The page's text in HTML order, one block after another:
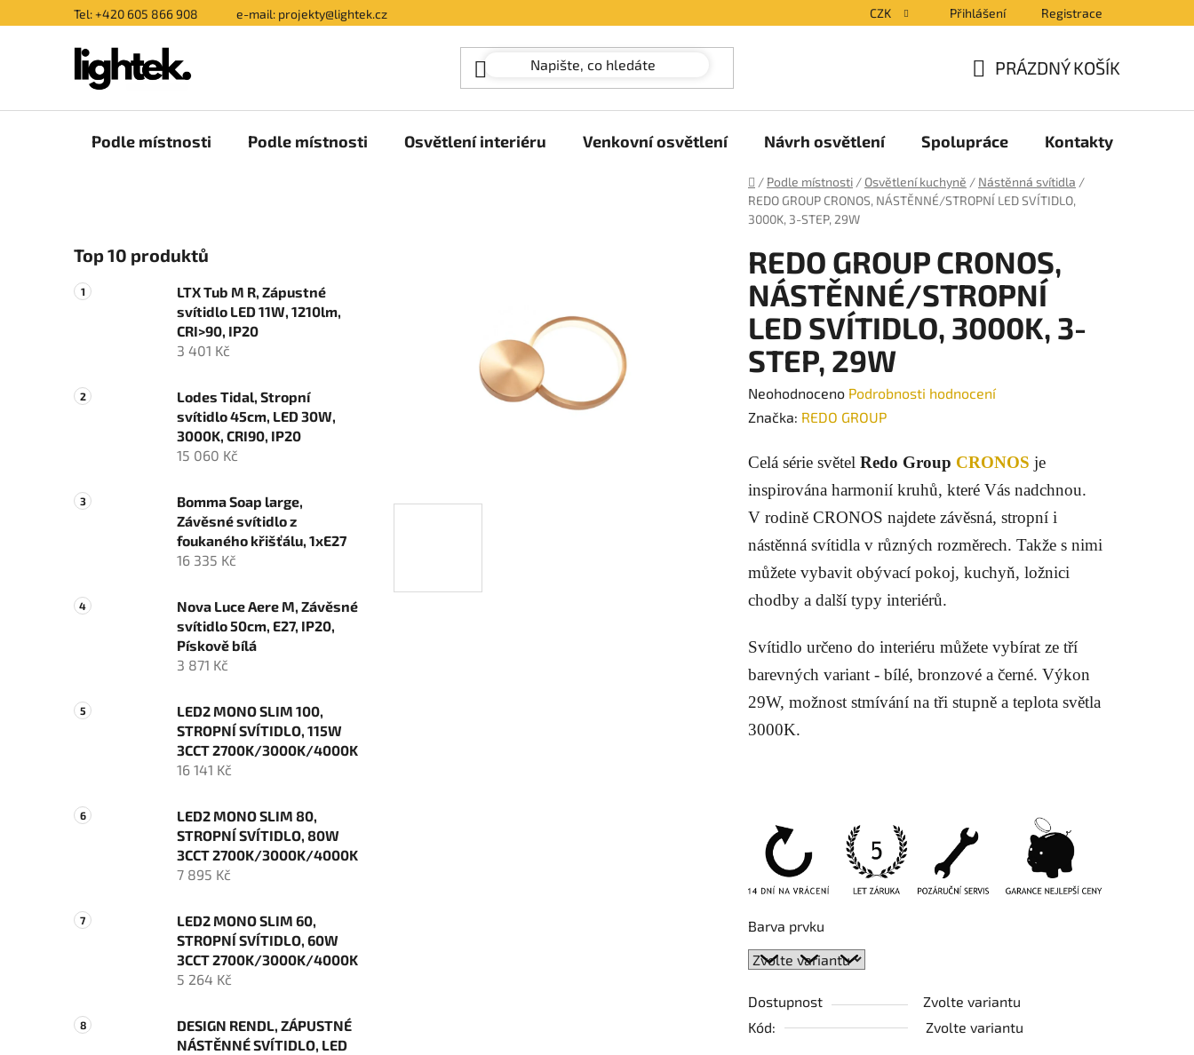
na
Tel: +420 605 866 908 e-mail: projekty@lightek.cz CZK Přihlášení Registrace
KOŠÍK
PRÁZDNÝ KOŠÍK
Podle místnosti Podle místnosti Osvětlení interiéru Venkovní osvětlení Návrh osvětlení Spolupráce Kontakty
Domů
/ Podle místnosti / Osvětlení kuchyně / Nástěnná svítidla /
REDO GROUP CRONOS, NÁSTĚNNÉ/STROPNÍ LED SVÍTIDLO,
3000K, 3-STEP, 29W
o
s
t
n
n
e
Top 10 produktů
LTX Tub M R, Zápustné
svítidlo LED 11W, 1210lm,
CRI>90, IP20
3 401 Kč
Lodes Tidal, Stropní
svítidlo 45cm, LED 30W,
3000K, CRI90, IP20
15 060 Kč
Bomma Soap large,
Závěsné svítidlo z
foukaného křišťálu, 1xE27
16 335 Kč
Nova Luce Aere M, Závěsné
svítidlo 50cm, E27, IP20,
Pískově bílá
3 871 Kč
LED2 MONO SLIM 100,
STROPNÍ SVÍTIDLO, 115W
3CCT 2700K/3000K/4000K
16 141 Kč
LED2 MONO SLIM 80,
STROPNÍ SVÍTIDLO, 80W
3CCT 2700K/3000K/4000K
7 895 Kč
LED2 MONO SLIM 60,
STROPNÍ SVÍTIDLO, 60W
3CCT 2700K/3000K/4000K
5 264 Kč
DESIGN RENDL, ZÁPUSTNÉ
NÁSTĚNNÉ SVÍTIDLO, LED
REDO GROUP CRONOS,
NÁSTĚNNÉ/STROPNÍ
LED SVÍTIDLO, 3000K, 3-
STEP, 29W
Průměrné
hodnocení
je
0,0
z
Neohodnoceno Podrobnosti hodnocení
Značka: REDO GROUP
Celá série světel Redo Group CRONOS je
inspirována harmonií kruhů, které Vás nadchnou.
V rodině CRONOS najdete závěsná, stropní i
nástěnná svítidla v různých rozměrech. Takže s nimi
můžete vybavit obývací pokoj, kuchyň, ložnici
chodby a další typy interiérů.
Svítidlo určeno do interiéru můžete vybírat ze tří
barevných variant - bílé, bronzové a černé. Výkon
29W, možnost stmívání na tři stupně a teplota světla
3000K.
Barva prvku
Dostupnost
Zvolte variantu
Kód:
Zvolte variantu